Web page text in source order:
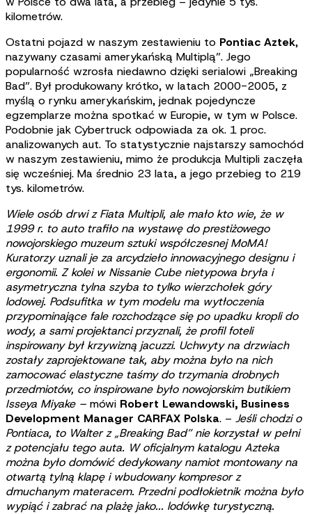
kilometrów.
Ostatni pojazd w naszym zestawieniu to Pontiac Aztek,
nazywany czasami amerykańską Multiplą”. Jego
popularność wzrosła niedawno dzięki serialowi „Breaking
Bad”. Był produkowany krótko, w latach 2000-2005, z
myślą o rynku amerykańskim, jednak pojedyncze
egzemplarze można spotkać w Europie, w tym w Polsce.
Podobnie jak Cybertruck odpowiada za ok. 1 proc.
analizowanych aut. To statystycznie najstarszy samochód
w naszym zestawieniu, mimo że produkcja Multipli zaczęła
się wcześniej. Ma średnio 23 lata, a jego przebieg to 219
tys. kilometrów.
Wiele osób drwi z Fiata Multipli, ale mało kto wie, że w
1999 r. to auto trafiło na wystawę do prestiżowego
nowojorskiego muzeum sztuki współczesnej MoMA!
Kuratorzy uznali je za arcydzieło innowacyjnego designu i
ergonomii. Z kolei w Nissanie Cube nietypowa bryła i
asymetryczna tylna szyba to tylko wierzchołek góry
lodowej. Podsufitka w tym modelu ma wytłoczenia
przypominające fale rozchodzące się po upadku kropli do
wody, a sami projektanci przyznali, że profil foteli
inspirowany był krzywizną jacuzzi. Uchwyty na drzwiach
zostały zaprojektowane tak, aby można było na nich
zamocować elastyczne taśmy do trzymania drobnych
przedmiotów, co inspirowane było nowojorskim butikiem
Isseya Miyake – mówi Robert Lewandowski, Business
Development Manager CARFAX Polska. – Jeśli chodzi o
Pontiaca, to Walter z „Breaking Bad” nie korzystał w pełni
z potencjału tego auta. W oficjalnym katalogu Azteka
można było domówić dedykowany namiot montowany na
otwartą tylną klapę i wbudowany kompresor z
dmuchanym materacem. Przedni podłokietnik można było
wypiąć i zabrać na plażę jako... lodówkę turystyczną.